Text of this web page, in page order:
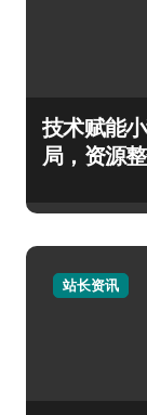
技术赋能
局，资源
站长资讯